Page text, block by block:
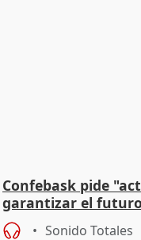
Confebask pide
garantizar el
Sonido Totales